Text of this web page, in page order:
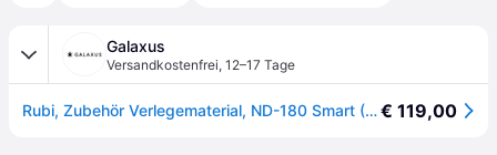
Galaxus
Versandkostenfrei, 12–17 Tage
Rubi, Zubehör Verlegematerial, ND-180 Smart (Schneidegerät)€ 119,00